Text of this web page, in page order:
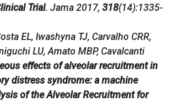
Trial. Jama 2017, 318(14):1335-
EL, Iwashyna TJ, Carvalho CRR,
LU, Amato MBP, Cavalcanti
effects of alveolar recruitment in
distress syndrome: a machine
of the Alveolar Recruitment for